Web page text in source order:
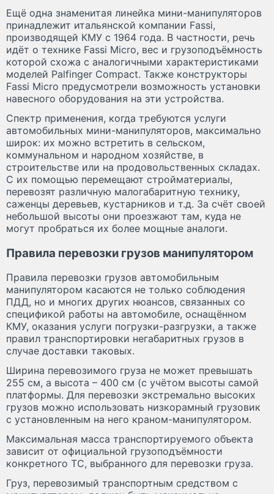
Ещё одна знаменитая линейка мини-манипуляторов
принадлежит итальянской компании Fassi,
производящей КМУ с 1964 года. В частности, речь
идёт о технике Fassi Micro, вес и грузоподъёмность
которой схожа с аналогичными характеристиками
моделей Palfinger Compact. Также конструкторы
Fassi Micro предусмотрели возможность установки
навесного оборудования на эти устройства.
Спектр применения, когда требуются услуги
автомобильных мини-манипуляторов, максимально
широк: их можно встретить в сельском,
коммунальном и народном хозяйстве, в
строительстве или на продовольственных складах.
С их помощью перемещают стройматериалы,
перевозят различную малогабаритную технику,
саженцы деревьев, кустарников и т.д. За счёт своей
небольшой высоты они проезжают там, куда не
могут пробраться их более мощные аналоги.
Правила перевозки грузов манипулятором
Правила перевозки грузов автомобильным
манипулятором касаются не только соблюдения
ПДД, но и многих других нюансов, связанных со
спецификой работы на автомобиле, оснащённом
КМУ, оказания услуги погрузки-разгрузки, а также
правил транспортировки негабаритных грузов в
случае доставки таковых.
Ширина перевозимого груза не может превышать
255 см, а высота – 400 см (с учётом высоты самой
платформы. Для перевозки экстремально высоких
грузов можно использовать низкорамный грузовик
с установленным на него краном-манипулятором.
Максимальная масса транспортируемого объекта
зависит от официальной грузоподъёмности
конкретного ТС, выбранного для перевозки груза.
Груз, перевозимый транспортным средством с